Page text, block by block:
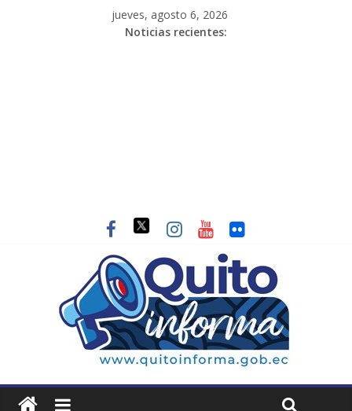
jueves, agosto 6, 2026
Noticias recientes: